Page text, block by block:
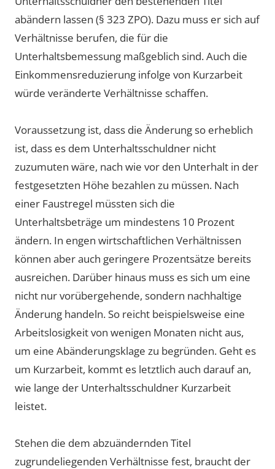
abändern lassen (§ 323 ZPO). Dazu muss er sich auf
Verhältnisse berufen, die für die
Unterhaltsbemessung maßgeblich sind. Auch die
Einkommensreduzierung infolge von Kurzarbeit
würde veränderte Verhältnisse schaffen.
Voraussetzung ist, dass die Änderung so erheblich
ist, dass es dem Unterhaltsschuldner nicht
zuzumuten wäre, nach wie vor den Unterhalt in der
festgesetzten Höhe bezahlen zu müssen. Nach
einer Faustregel müssten sich die
Unterhaltsbeträge um mindestens 10 Prozent
ändern. In engen wirtschaftlichen Verhältnissen
können aber auch geringere Prozentsätze bereits
ausreichen. Darüber hinaus muss es sich um eine
nicht nur vorübergehende, sondern nachhaltige
Änderung handeln. So reicht beispielsweise eine
Arbeitslosigkeit von wenigen Monaten nicht aus,
um eine Abänderungsklage zu begründen. Geht es
um Kurzarbeit, kommt es letztlich auch darauf an,
wie lange der Unterhaltsschuldner Kurzarbeit
leistet.
Stehen die dem abzuändernden Titel
zugrundeliegenden Verhältnisse fest, braucht der